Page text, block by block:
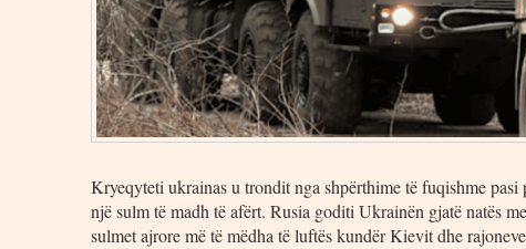
Kryeqyteti ukrainas u trondit nga shpërthime të fuqishme
një sulm të madh të afërt. Rusia goditi Ukrainën gjatë natës
sulmet ajrore më të mëdha të luftës kundër Kievit dhe